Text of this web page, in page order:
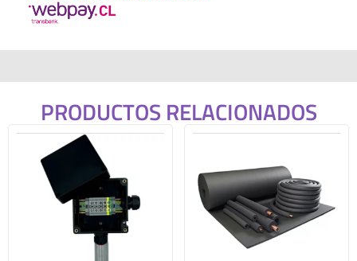
PRODUCTOS RELACIONADOS